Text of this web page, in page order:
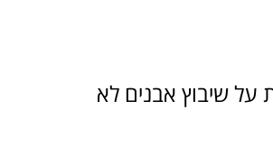
על שיבוץ אבנים לא